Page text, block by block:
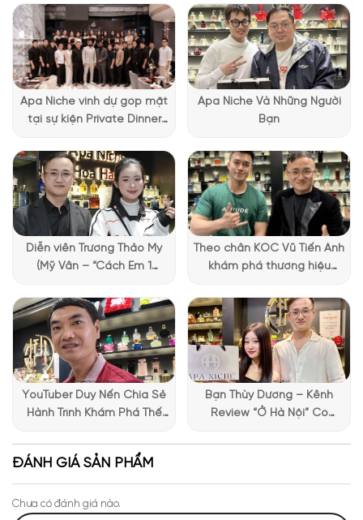
và tinh khiết. Khi cầm nắm trong tay, chàng sẽ cảm nhận
được sự đặc biệt và độc đáo của chai nước hoa này.
Mùi hương Light Blue Pour Homme Love is Love EDT
NHỮNG NOTE HƯƠNG THEO CẢM NHẬN
Apa Niche vinh dự góp mặt
tại sự kiện Private Dinner
Vietnam
Apa Niche Và Những Người
Bạn
Diễn viên Trương Thảo My
(Mỹ Vân – “Cách Em 1
chia sẻ trải nghiệm chọn
nước hoa đầy thú vị
Theo chân KOC Vũ Tiến Anh
khám phá thương hiệu
YouTuber Duy Nến Chia Sẻ
Hành Trình Khám Phá Thế
Bạn Thùy Dương – Kênh
Review “Ở Hà Nội” Có
ĐÁNH GIÁ SẢN PHẨM
Chưa có đánh giá nào.